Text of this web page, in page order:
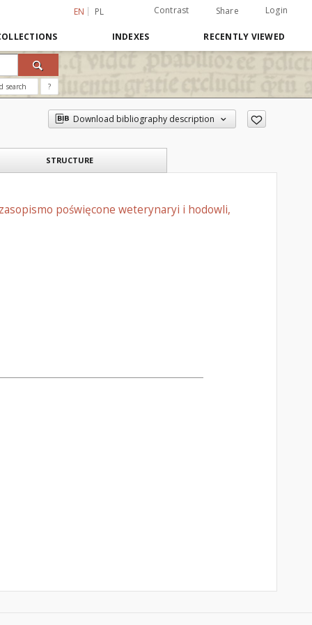
EN PL Contrast Share Login
INDEXES RECENTLY VIEWED
search ?
Download bibliography description
STRUCTURE
poświęcone weterynaryi i hodowli,